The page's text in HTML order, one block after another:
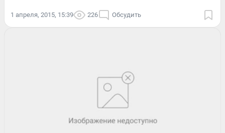
1 апреля, 2015, 15:39 226 Обсудить